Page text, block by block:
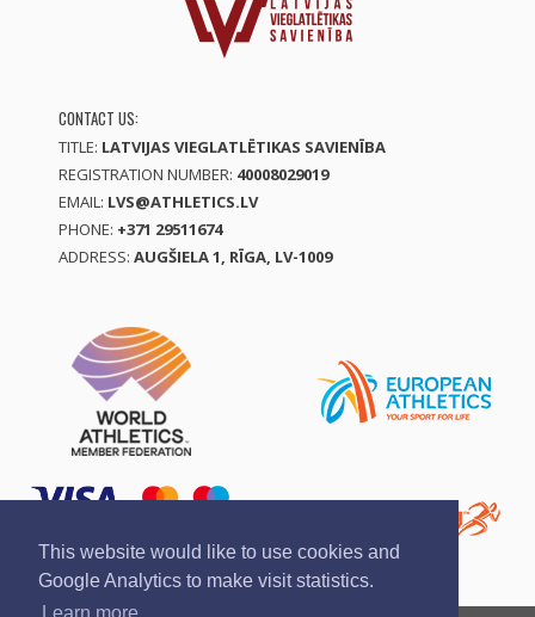
This website would like to use cookies and
Google Analytics to make visit statistics.
CONTACT US:
TITLE: LATVIJAS VIEGLATLĒTIKAS SAVIENĪBA
REGISTRATION NUMBER: 40008029019
EMAIL: LVS@ATHLETICS.LV
PHONE: +371 29511674
ADDRESS: AUGŠIELA 1, RĪGA, LV-1009